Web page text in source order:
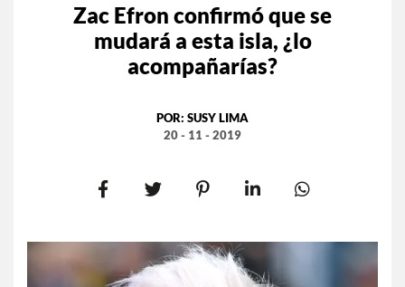
Zac Efron confirmó que se
mudará a esta isla, ¿lo
acompañarías?
POR: SUSY LIMA
20 - 11 - 2019